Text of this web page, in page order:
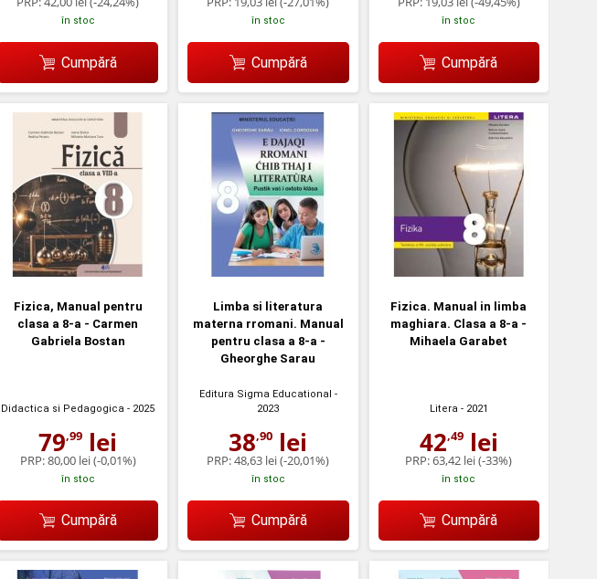
în stoc
Cumpără
în stoc
Cumpără
în stoc
Cumpără
Fizica, Manual pentru
clasa a 8-a - Carmen
Gabriela Bostan
Didactica si Pedagogica - 2025
79,99 lei
PRP:80,00 lei(-0,01%)
în stoc
Cumpără
Limba si literatura
materna rromani. Manual
pentru clasa a 8-a -
Gheorghe Sarau
Editura Sigma Educational -
2023
38,90 lei
PRP:48,63 lei(-20,01%)
în stoc
Cumpără
Fizica. Manual in limba
maghiara. Clasa a 8-a -
Mihaela Garabet
Litera- 2021
42,49lei
PRP:63,42 lei(-33%)
în stoc
Cumpără